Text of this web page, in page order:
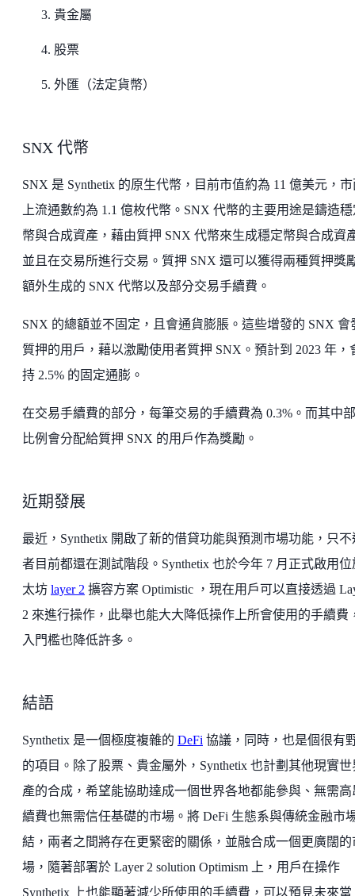
貴金屬
股票
外匯（法定貨幣）
SNX 代幣
SNX 是 Synthetix 的原生代幣，目前市值約為 11 億美元，
上流通數約為 1.1 億枚代幣。SNX 代幣的主要用途是鑄造
幣與合成資產，藉由質押 SNX 代幣來生成穩定幣與合成資
並且在交易所進行交易。質押 SNX 還可以獲得兩種質押獎
額外生成的 SNX 代幣以及部分交易手續費。
SNX 的總額並不固定，且會通貨膨脹。這些增發的 SNX 會
質押的用戶，藉以激勵使用者質押 SNX。預計到 2023 年，
持 2.5% 的固定通膨。
在交易手續費的部分，每筆交易的手續費為 0.3%。而其中
比例會分配給質押 SNX 的用戶作為獎勵。
近期發展
最近，Synthetix 開啟了新的借貸功能與預測市場功能，只不
者目前都還在測試階段。Synthetix 也於今年 7 月正式啟用位
太坊 layer 2 擴容方案 Optimistic ，現在用戶可以直接透過
2 來進行操作，此舉也能大大降低操作上所會使用的手續費
入門檻也降低許多。
結語
Synthetix 是一個極度複雜的 DeFi 協議，同時，也是個很有
的項目。除了股票、貴金屬外，Synthetix 也計劃其他現實世
產的合成，希望能協助達成一個世界各地都能參與、無需高
續費也無需信任基礎的市場。將 DeFi 生態系與傳統金融市
結，兩者之間將存在更緊密的關係，並融合成一個更廣闊的
場，隨著部署於 Layer 2 solution Optimism 上，用戶在操作
Synthetix 上也能顯著減少所使用的手續費，可以預見未來當